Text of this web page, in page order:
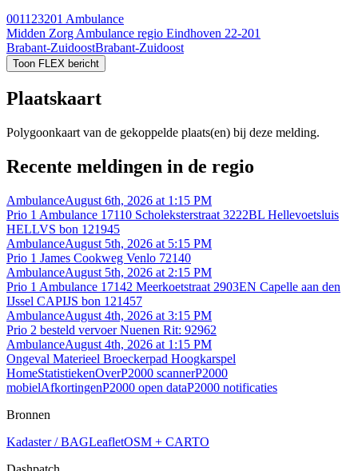
001123201 Ambulance
Midden Zorg Ambulance regio Eindhoven 22-201
Brabant-ZuidoostBrabant-Zuidoost
Toon FLEX bericht
Plaatskaart
Polygoonkaart van de gekoppelde plaats(en) bij deze melding.
Recente meldingen in de regio
AmbulanceAugust 6th, 2026 at 1:15 PM
Prio 1 Ambulance 17110 Scholeksterstraat 3222BL Hellevoetsluis
HELLVS bon 121945
AmbulanceAugust 5th, 2026 at 5:15 PM
Prio 1 James Cookweg Venlo 72140
AmbulanceAugust 5th, 2026 at 2:15 PM
Prio 1 Ambulance 17142 Meerkoetstraat 2903EN Capelle aan den
IJssel CAPIJS bon 121457
AmbulanceAugust 4th, 2026 at 3:15 PM
Prio 2 besteld vervoer Nuenen Rit: 92962
AmbulanceAugust 4th, 2026 at 1:15 PM
Ongeval Materieel Broeckerpad Hoogkarspel
HomeStatistiekenOverP2000 scannerP2000
mobielAfkortingenP2000 open dataP2000 notificaties
Bronnen
Kadaster / BAGLeafletOSM + CARTO